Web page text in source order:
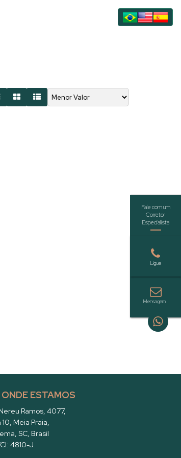
ONDE ESTAMOS
Ramos, 4077,
10, Meia Praia,
, SC, Brasil
4810-J